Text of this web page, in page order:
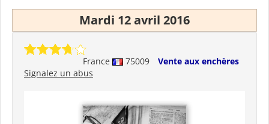
Mardi 12 avril 2016
France 75009
Vente aux enchères
Signalez un abus